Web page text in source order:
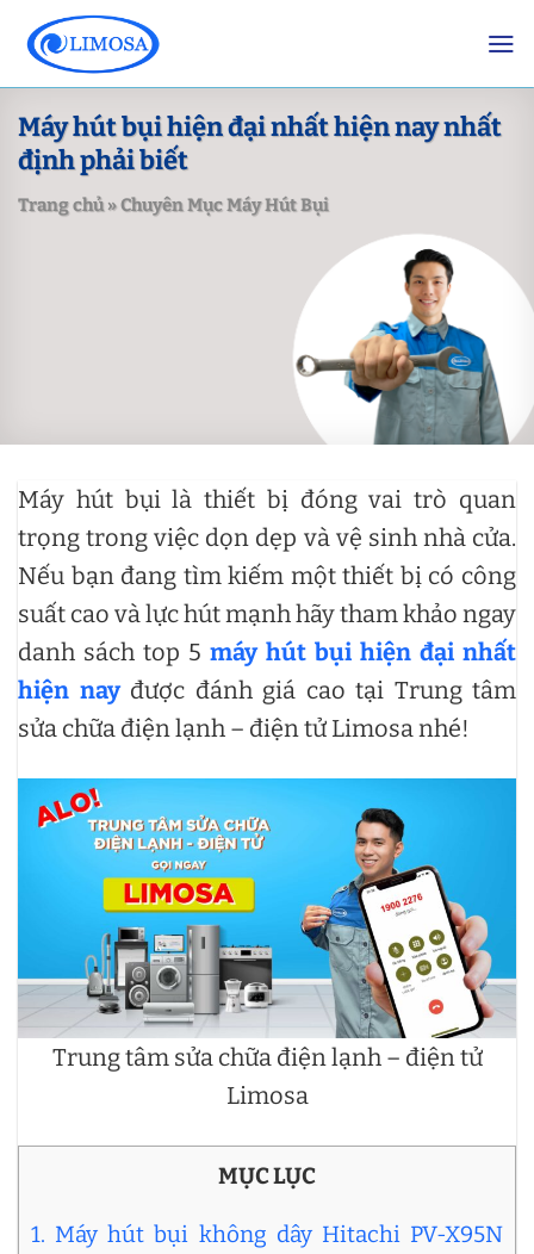
content
Máy hút bụi hiện đại nhất hiện nay nhất
định phải biết
Trang chủ»Chuyên Mục Máy Hút Bụi
Máy hút bụi là thiết bị đóng vai trò quan
trọng trong việc dọn dẹp và vệ sinh nhà cửa.
Nếu bạn đang tìm kiếm một thiết bị có công
suất cao và lực hút mạnh hãy tham khảo ngay
danh sách top 5 máy hút bụi hiện đại nhất
hiện nayđược đánh giá cao tại Trung tâm
sửa chữa điện lạnh – điện tử Limosa nhé!
Trung tâm sửa chữa điện lạnh – điện tử
Limosa
MỤC LỤC
1. Máy hút bụi không dây Hitachi PV-X95N